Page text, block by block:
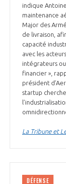
indique
maintenance
Major des
de livraison,
capacité
avec les
intégrateurs
financier »,
président
startup
La Tribune et
DÉFENSE